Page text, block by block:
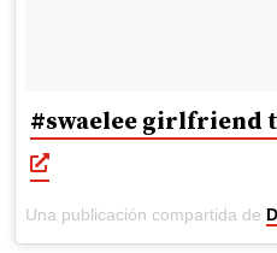
#swaelee girlfriend
Una publicación compartida de